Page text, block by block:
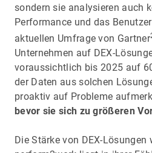
sondern sie analysieren auch
Performance und das
aktuellen Umfrage von Gartner
Unternehmen auf DEX-
voraussichtlich bis 2025 auf
der Daten aus solchen
proaktiv auf Probleme
bevor sie sich zu größeren
Die Stärke von DEX-Lösungen